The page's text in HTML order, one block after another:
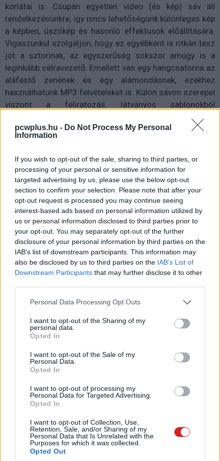
pcwplus.hu - Do Not Process My Personal
Information
If you wish to opt-out of the sale, sharing to third parties, or
processing of your personal or sensitive information for
targeted advertising by us, please use the below opt-out
section to confirm your selection. Please note that after your
opt-out request is processed you may continue seeing
interest-based ads based on personal information utilized by
us or personal information disclosed to third parties prior to
your opt-out. You may separately opt-out of the further
disclosure of your personal information by third parties on the
IAB’s list of downstream participants. This information may
also be disclosed by us to third parties on the IAB’s List of
Downstream Participants that may further disclose it to other
Please note that this website/app uses one or more Google
not limited to your visit or usage behaviour. You may click to
grant or deny consent to Google and its third-party tags to
use your data for below specified purposes in below Google
consent section.
Personal Data Processing Opt Outs
I want to opt-out of the Sharing of my
personal data.
Opted In
I want to opt-out of the Sale of my
Personal Data.
Opted In
I want to opt-out of processing my
Personal Data for Targeted Advertising.
Opted In
I want to opt-out of Collection, Use,
Retention, Sale, and/or Sharing of my
Personal Data that Is Unrelated with the
Purposes for which it was collected.
Opted Out
korlátai is. Csupán egyetlen video (és kép) sáv áll
rendelkezésünkre, így nincs lehetőségünk különleges kép
a képben, úszókép és hasonló effektusok előállítására.
Vigaszunkul szolgáljon, hogy ez egyébként is ritkán tesz
jót a sztorinak, az egyszerűség sokszor amúgy is a
leginkább célravezető. Emellett van egy hangcsatorna az
aláfestő zenének és egy alámondásnak, ezekhez
használhatunk MP3 felvételeket is. Külön sávon szerepel
viszont a feliratozás, látványos sablonokból
választhatunk. Pixelkergető finom beállítási
lehetőségekről (például útvonalak, kulcskockák) nem
digitalizálónkat csatlakoztatva könnyen összeállíthassuk
és néhány látványos áttűnéssel, helyén használt
effektussal jó hangulat aláfestéssel egészítsük ki
családi- és úti felvételeinket. A varázsló jellegű, lépésről
lépésre dolgozó kezelőfelület megkímél minket a
gombok és menük kuszaságától, ráadásul - jól rosszul -
honosított is, így a témával csak éppen hogy ismerkedők
is nagy eséllyel el fogják tudni készíteni művüket.